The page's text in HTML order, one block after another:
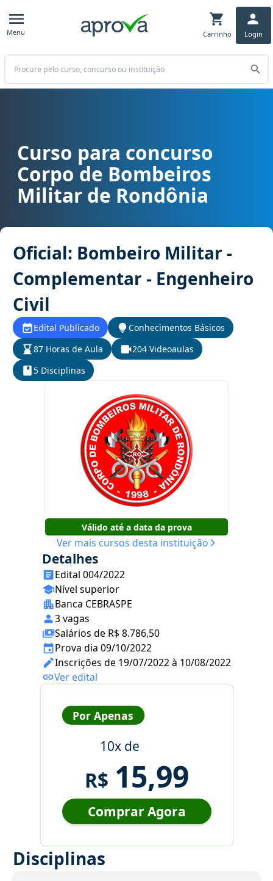
Menu Carrinho Login
Buscar
Curso para concurso CBM RO - Corpo de Bombeiros Militar de
Curso para concurso
Corpo de Bombeiros
Militar de Rondônia
Oficial: Bombeiro Militar -
Complementar - Engenheiro
Civil
Edital Publicado
Conhecimentos Básicos
87 Horas de Aula
204 Videoaulas
5 Disciplinas
Válido até a data da prova
Ver mais cursos desta instituição
Detalhes
Edital 004/2022
Nível superior
Banca CEBRASPE
3 vagas
Salários de R$ 8.786,50
Prova dia 09/10/2022
Inscrições de 19/07/2022 à 10/08/2022
Ver edital
Por Apenas
10x de
R$ 15,99
Comprar Agora
Disciplinas